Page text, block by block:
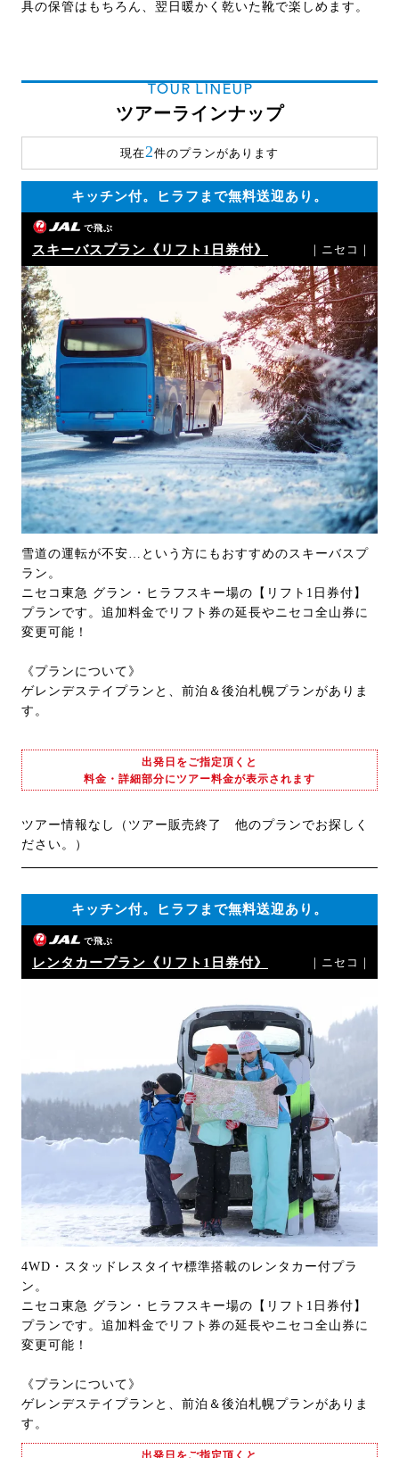
具の保管はもちろん、翌日暖かく乾いた靴で楽しめます。
TOUR LINEUP
ツアーラインナップ
現在2件のプランがあります
キッチン付。ヒラフまで無料送迎あり。
で飛ぶ
スキーバスプラン《リフト1日券付》 ｜ニセコ｜
雪道の運転が不安…という方にもおすすめのスキーバスプ
ラン。
ニセコ東急 グラン・ヒラフスキー場の【リフト1日券付】
プランです。追加料金でリフト券の延長やニセコ全山券に
変更可能！
《プランについて》
ゲレンデステイプランと、前泊＆後泊札幌プランがありま
す。
出発日をご指定頂くと
料金・詳細部分にツアー料金が表示されます
ツアー情報なし（ツアー販売終了 他のプランでお探しく
ださい。）
キッチン付。ヒラフまで無料送迎あり。
で飛ぶ
レンタカープラン《リフト1日券付》 ｜ニセコ｜
4WD・スタッドレスタイヤ標準搭載のレンタカー付プラ
ン。
ニセコ東急 グラン・ヒラフスキー場の【リフト1日券付】
プランです。追加料金でリフト券の延長やニセコ全山券に
変更可能！
《プランについて》
ゲレンデステイプランと、前泊＆後泊札幌プランがありま
す。
出発日をご指定頂くと